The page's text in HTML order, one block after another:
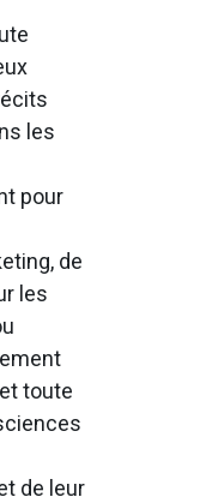
les
pour
de
les
toute
de leur